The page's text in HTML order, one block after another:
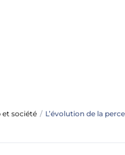
et société L’évolution de la